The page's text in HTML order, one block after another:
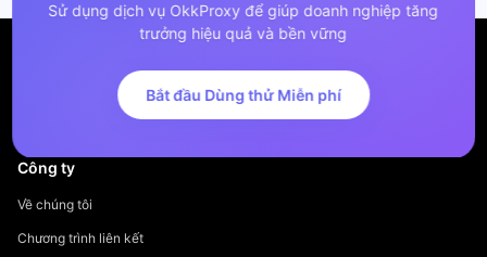
Sử dụng dịch vụ OkkProxy để giúp doanh nghiệp tăng
trưởng hiệu quả và bền vững
Bắt đầu Dùng thử Miễn phí
Công ty
Về chúng tôi
Chương trình liên kết